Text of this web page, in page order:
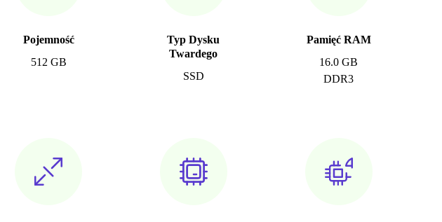
Pojemność
512 GB
Typ Dysku
Twardego
SSD
Pamięć RAM
16.0 GB
DDR3